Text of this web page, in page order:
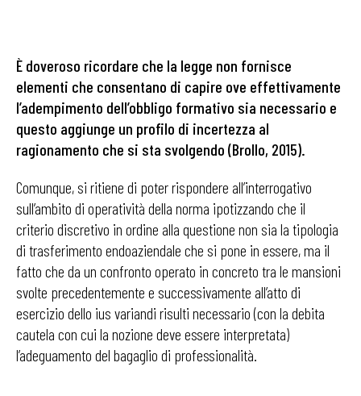
È doveroso ricordare che la legge non fornisce
elementi che consentano di capire ove effettivamente
l’adempimento dell’obbligo formativo sia necessario e
questo aggiunge un profilo di incertezza al
ragionamento che si sta svolgendo (Brollo, 2015).
Comunque, si ritiene di poter rispondere all’interrogativo
sull’ambito di operatività della norma ipotizzando che il
criterio discretivo in ordine alla questione non sia la tipologia
di trasferimento endoaziendale che si pone in essere, ma il
fatto che da un confronto operato in concreto tra le mansioni
svolte precedentemente e successivamente all’atto di
esercizio dello ius variandi risulti necessario (con la debita
cautela con cui la nozione deve essere interpretata)
l’adeguamento del bagaglio di professionalità.